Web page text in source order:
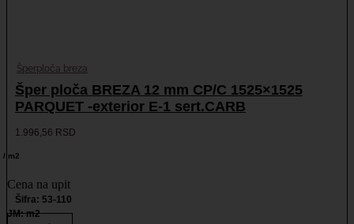
Šperploča breza
Šper ploča BREZA 12 mm CP/C 1525×1525
PARQUET -exterior E-1 sert.CARB
1.996,56 RSD
/ m2
Cena na upit
Šifra: 53-110
JM: m2